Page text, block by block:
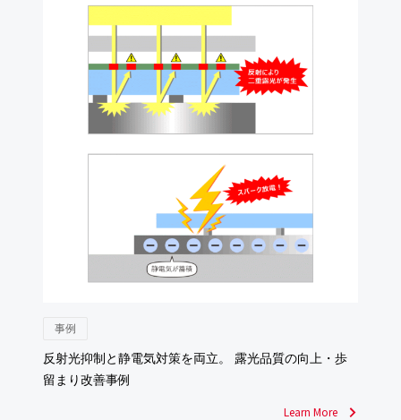
事例
反射光抑制と静電気対策を両立。 露光品質の向上・歩
留まり改善事例
Learn More